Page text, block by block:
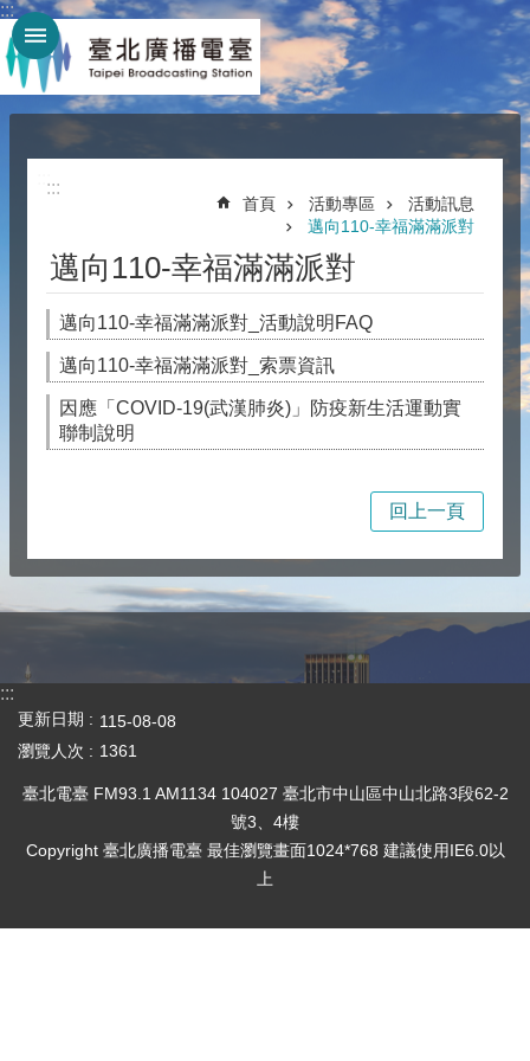
跳到主要內容區塊
:::
:::
首頁 活動專區
活動訊息
邁向110-幸福滿滿派對
邁向110-幸福滿滿派對
邁向110-幸福滿滿派對_活動說明FAQ
邁向110-幸福滿滿派對_索票資訊
因應「COVID-19(武漢肺炎)」防疫新生活運動實
聯制說明
回上一頁
:::
更新日期
115-08-08
瀏覽人次
1361
臺北電臺 FM93.1 AM1134 104027 臺北市中山區中山北路3段62-2
號3、4樓
Copyright 臺北廣播電臺 最佳瀏覽畫面1024*768 建議使用IE6.0以
上